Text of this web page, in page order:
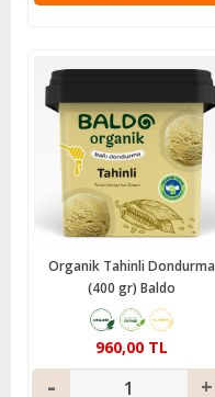
Organik Tahinli Dondurma
(400 gr) Baldo
960,00 TL